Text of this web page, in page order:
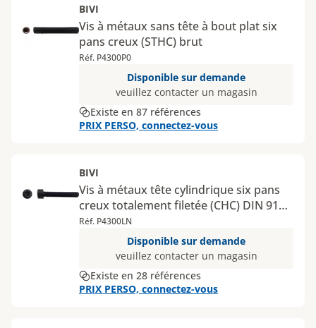
BIVI
Vis à métaux sans tête à bout plat six
pans creux (STHC) brut
Réf. P4300P0
Disponible sur demande
veuillez contacter un magasin
Existe en 87 références
PRIX PERSO, connectez-vous
BIVI
Vis à métaux tête cylindrique six pans
creux totalement filetée (CHC) DIN 912
classe 8.8 brut
Réf. P4300LN
Disponible sur demande
veuillez contacter un magasin
Existe en 28 références
PRIX PERSO, connectez-vous